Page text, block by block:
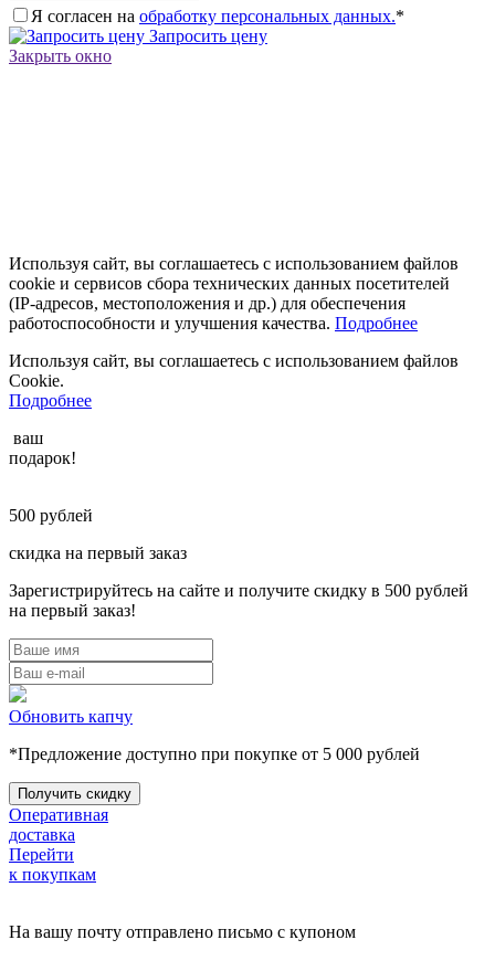
Я согласен на обработку персональных данных.*
Запросить цену
Закрыть окно
Используя сайт, вы соглашаетесь с использованием файлов
cookie и сервисов сбора технических данных посетителей
(IP‑адресов, местоположения и др.) для обеспечения
работоспособности и улучшения качества. Подробнее
Используя сайт, вы соглашаетесь с использованием файлов
Cookie.
Подробнее
ваш
подарок!
500 рублей
скидка на первый заказ
Зарегистрируйтесь на сайте и получите скидку в 500 рублей
на первый заказ!
Обновить капчу
*Предложение доступно при покупке от 5 000 рублей
Оперативная
доставка
Перейти
к покупкам
На вашу почту отправлено письмо с купоном